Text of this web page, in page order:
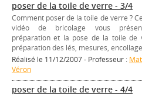
poser de la toile de verre - 3/4
Comment poser de la toile de verre ?
vidéo de bricolage vous
préparation et la pose de la toile de
préparation des lés, mesures,
Réalisé le 11/12/2007 - Professeur :
Véron
poser de la toile de verre - 4/4